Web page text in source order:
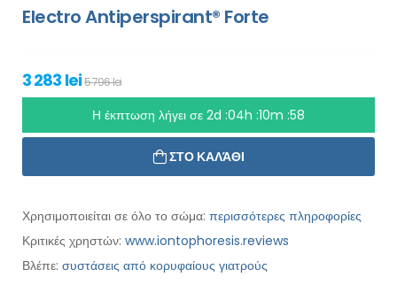
Electro Antiperspirant® Forte
3 283 lei5 796 lei
Η έκπτωση λήγει σε 2d :04h :10m :56
ΣΤΟ ΚΑΛΆΘΙ
Χρησιμοποιείται σε όλο το σώμα: περισσότερες πληροφορίες
Κριτικές χρηστών: www.iontophoresis.reviews
Βλέπε: συστάσεις από κορυφαίους γιατρούς